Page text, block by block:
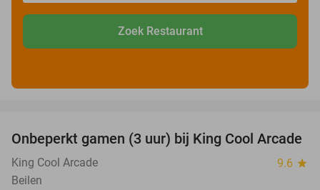
Zoek Restaurant
34%
Onbeperkt gamen (3 uur) bij King Cool Arcade
King Cool Arcade 9.6 star
Beilen